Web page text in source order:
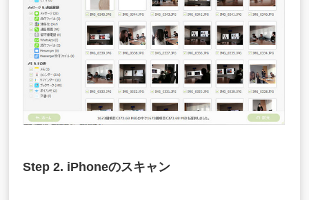
Step 2. iPhoneのスキャン